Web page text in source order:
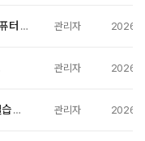
DIGCOM-A1.2을 이용한 컴퓨터 구조 실습 교재 관리자 2026-
관리자 2026-
DIGCOM-A1.2 키트 확장 실습 프로젝트 파일(Verilog+VHDL) 관리자 2026-